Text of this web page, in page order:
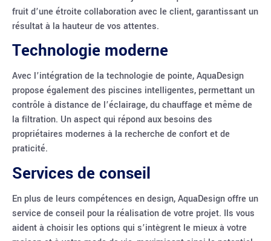
fruit d’une étroite collaboration avec le client, garantissant un
résultat à la hauteur de vos attentes.
Technologie moderne
Avec l’intégration de la technologie de pointe, AquaDesign
propose également des piscines intelligentes, permettant un
contrôle à distance de l’éclairage, du chauffage et même de
la filtration. Un aspect qui répond aux besoins des
propriétaires modernes à la recherche de confort et de
praticité.
Services de conseil
En plus de leurs compétences en design, AquaDesign offre un
service de conseil pour la réalisation de votre projet. Ils vous
aident à choisir les options qui s’intègrent le mieux à votre